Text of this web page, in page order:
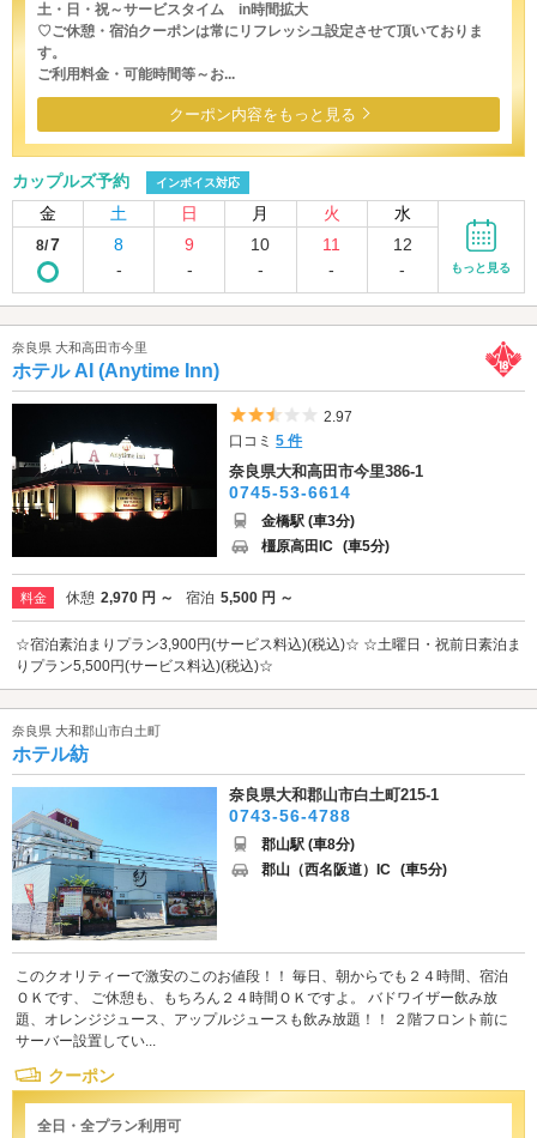
土・日・祝～サービスタイム in時間拡大
♡ご休憩・宿泊クーポンは常にリフレッシユ設定させて頂いておりま
す。
ご利用料金・可能時間等～お...
クーポン内容をもっと見る
カップルズ予約 インボイス対応
金 土 日 月 火 水
8/7
8
-
9
-
10
-
11
-
12
-
もっと見る
奈良県 大和高田市今里
ホテル AI (Anytime Inn)
5つ星のうち2.5
2.97
口コミ5 件
奈良県大和高田市今里386-1
0745-53-6614
金橋駅 (車3分)
橿原高田IC (車5分)
料金 休憩 2,970 円 ～ 宿泊 5,500 円 ～
☆宿泊素泊まりプラン3,900円(サービス料込)(税込)☆ ☆土曜日・祝前日素泊ま
りプラン5,500円(サービス料込)(税込)☆
奈良県 大和郡山市白土町
ホテル紡
奈良県大和郡山市白土町215-1
0743-56-4788
郡山駅 (車8分)
郡山（西名阪道）IC (車5分)
このクオリティーで激安のこのお値段！！ 毎日、朝からでも２４時間、宿泊
ＯＫです、 ご休憩も、もちろん２４時間ＯＫですよ。 バドワイザー飲み放
題、オレンジジュース、アップルジュースも飲み放題！！ ２階フロント前に
サーバー設置してい...
クーポン
全日・全プラン利用可